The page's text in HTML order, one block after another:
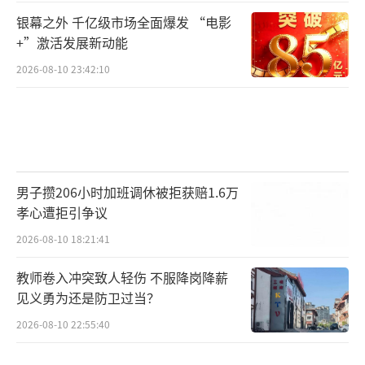
银幕之外 千亿级市场全面爆发 “电影
+”激活发展新动能
2026-08-10 23:42:10
男子攒206小时加班调休被拒获赔1.6万
孝心遭拒引争议
2026-08-10 18:21:41
教师卷入冲突致人轻伤 不服降岗降薪
见义勇为还是防卫过当？
2026-08-10 22:55:40